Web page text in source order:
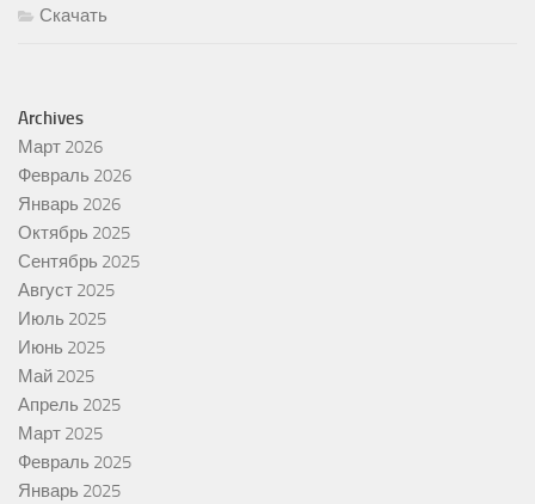
Скачать
Archives
Март 2026
Февраль 2026
Январь 2026
Октябрь 2025
Сентябрь 2025
Август 2025
Июль 2025
Июнь 2025
Май 2025
Апрель 2025
Март 2025
Февраль 2025
Январь 2025